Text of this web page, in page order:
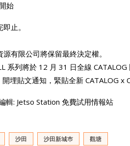
始
止。
有限公司將保留最終決定權。
系列將於 12 月 31 日全線
埋貼文通知，緊貼全新 CATALOG x
輯: Jetso Station 免費試用情報站
沙田 沙田新城巿 觀塘